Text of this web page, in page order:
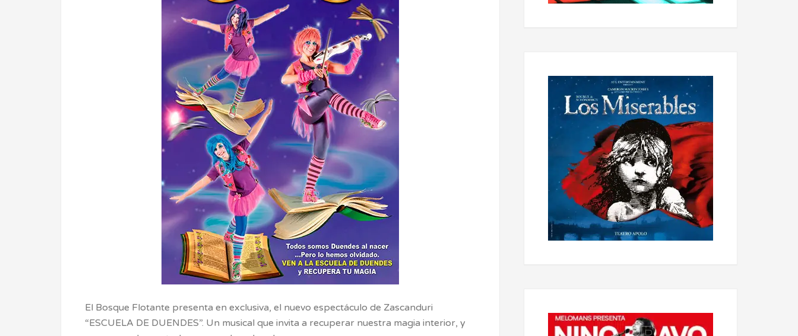
El Bosque Flotante presenta en exclusiva, el nuevo espectáculo de Zascanduri
“ESCUELA DE DUENDES”. Un musical que invita a recuperar nuestra magia interior, y